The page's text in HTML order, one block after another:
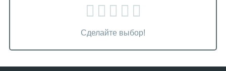
Сделайте выбор!